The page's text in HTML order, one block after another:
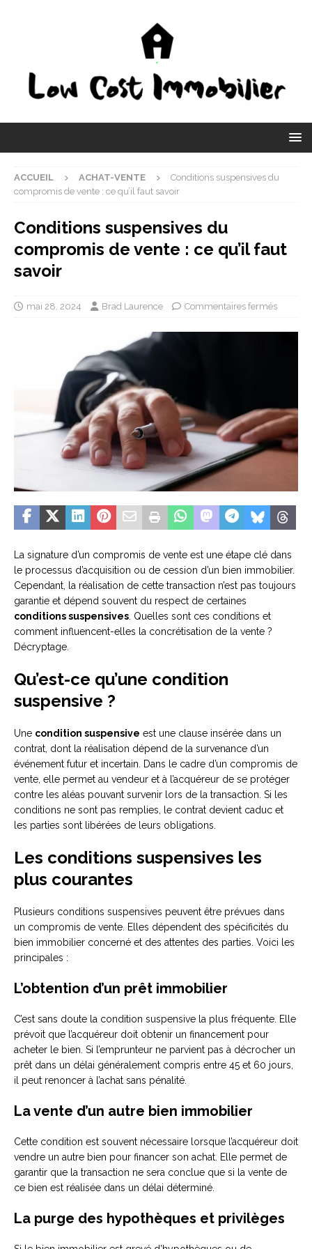
ACCUEIL ACHAT-VENTE
Conditions suspensives du
compromis de vente : ce qu’il faut savoir
Conditions suspensives du
compromis de vente : ce qu’il faut
savoir
mai 28, 2024 Brad Laurence Commentaires fermés
La signature d’un compromis de vente est une étape clé dans
le processus d’acquisition ou de cession d’un bien immobilier.
Cependant, la réalisation de cette transaction n’est pas toujours
garantie et dépend souvent du respect de certaines
conditions suspensives. Quelles sont ces conditions et
comment influencent-elles la concrétisation de la vente ?
Décryptage.
Qu’est-ce qu’une condition
suspensive ?
Une condition suspensive est une clause insérée dans un
contrat, dont la réalisation dépend de la survenance d’un
événement futur et incertain. Dans le cadre d’un compromis de
vente, elle permet au vendeur et à l’acquéreur de se protéger
contre les aléas pouvant survenir lors de la transaction. Si les
conditions ne sont pas remplies, le contrat devient caduc et
les parties sont libérées de leurs obligations.
Les conditions suspensives les
plus courantes
Plusieurs conditions suspensives peuvent être prévues dans
un compromis de vente. Elles dépendent des spécificités du
bien immobilier concerné et des attentes des parties. Voici les
principales :
L’obtention d’un prêt immobilier
C’est sans doute la condition suspensive la plus fréquente. Elle
prévoit que l’acquéreur doit obtenir un financement pour
acheter le bien. Si l’emprunteur ne parvient pas à décrocher un
prêt dans un délai généralement compris entre 45 et 60 jours,
il peut renoncer à l’achat sans pénalité.
La vente d’un autre bien immobilier
Cette condition est souvent nécessaire lorsque l’acquéreur doit
vendre un autre bien pour financer son achat. Elle permet de
garantir que la transaction ne sera conclue que si la vente de
ce bien est réalisée dans un délai déterminé.
La purge des hypothèques et privilèges